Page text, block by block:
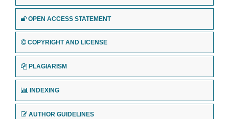
OPEN ACCESS STATEMENT
COPYRIGHT AND LICENSE
PLAGIARISM
INDEXING
AUTHOR GUIDELINES